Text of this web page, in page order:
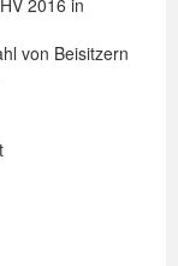
2016 in
von Beisitzern